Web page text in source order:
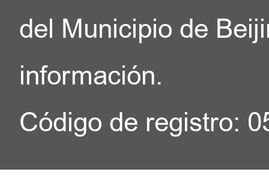
del Municipio de
información.
Código de registro: